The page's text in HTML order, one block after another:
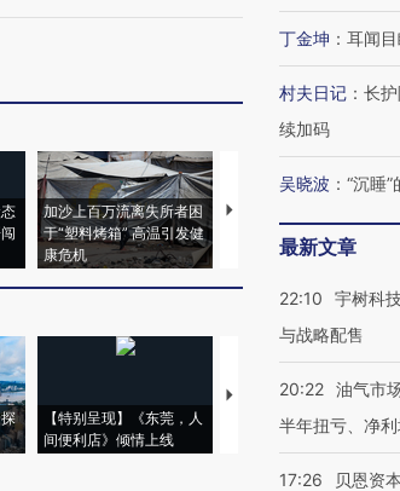
加沙上百万流离失所者困
于“塑料烤箱” 高温引发健
康危机
视线｜HYROX的吸金
术：是什么让中产们甘
心“花钱找虐”？
【特别呈现】《东莞，人
间便利店》倾情上线
【推广】走进第四届链博
会，让数智科技“链”接产
丁金坤 ： 耳闻
村夫日记 ： 长
续加码
吴晓波 ： “沉睡
最新文章
22:10
宇树科
与战略配售
20:22 油气市
半年扭亏、净
17:26
贝恩资